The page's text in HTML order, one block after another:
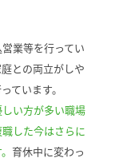
業等を行ってい
との両立がしや
ています。
い方が多い職場
した今はさらに
育休中に変わっ